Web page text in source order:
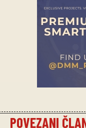
POVEZANI